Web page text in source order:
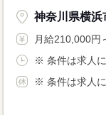
神奈川県横浜
月給210,000円
※ 条件は求人
※ 条件は求人